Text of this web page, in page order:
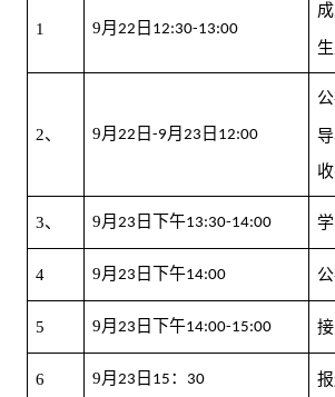
1 9月 22 日 12:30-13:00
2、 9月 22 日 -9月 23 日 12:00
3、 9月 23 日下午13:30-14:00
4 9月 23 日下午14:00
5 9月 23 日下午14:00-15:00
6 9月 23 日 15 ： 30